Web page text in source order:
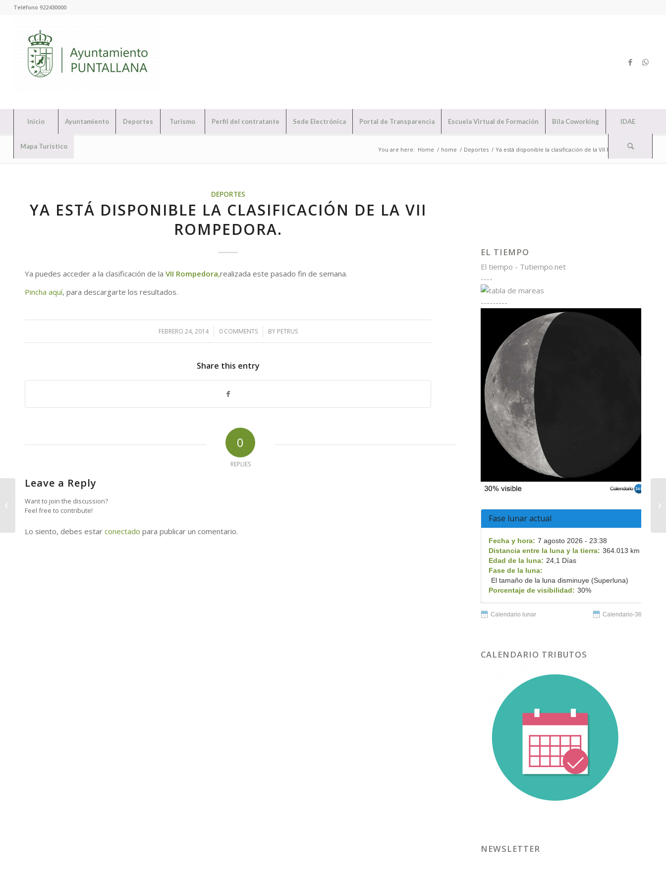
Teléfono 922430000
Inicio Ayuntamiento Deportes Turismo Perfil del contratante Sede Electrónica Portal de Transparencia Escuela Virtual de Formación Bila Coworking IDAE
Mapa Turístico You are here: Home / home / Deportes / Ya está disponible la clasificación de la VII Rompedora.
DEPORTES
YA ESTÁ DISPONIBLE LA CLASIFICACIÓN DE LA VII
ROMPEDORA.
Ya puedes acceder a la clasificación de la VII Rompedora,realizada este pasado fin de semana.
Pincha aquí, para descargarte los resultados.
FEBRERO 24, 2014
/ 0 COMMENTS
/ BY PETRUS
Share this entry
0
REPLIES
Leave a Reply
Want to join the discussion?
Feel free to contribute!
Lo siento, debes estar conectado para publicar un comentario.
EL TIEMPO
El tiempo - Tutiempo.net
----
---------
Fase lunar actual
Fecha y hora: 7 agosto 2026 - 23:38
Distancia entre la luna y la tierra: 364.013 km
Edad de la luna: 24,1 Días
Fase de la luna:
El tamaño de la luna disminuye (Superluna)
Porcentaje de visibilidad: 30%
Calendario lunar Calendario-365.es
CALENDARIO TRIBUTOS
NEWSLETTER
de Trajes Típicos en
Puntallana